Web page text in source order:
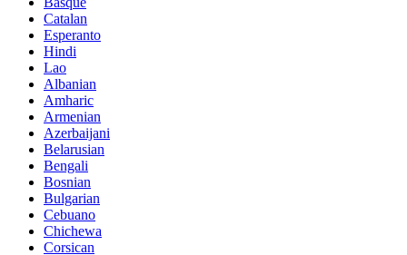
Catalan
Esperanto
Hindi
Lao
Albanian
Amharic
Armenian
Azerbaijani
Belarusian
Bengali
Bosnian
Bulgarian
Cebuano
Chichewa
Corsican